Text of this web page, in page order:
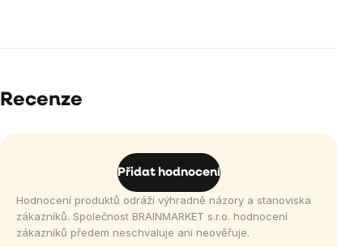
Recenze
Přidat hodnocení
Hodnocení produktů odráží výhradně názory a stanoviska
zákazníků. Společnost BRAINMARKET s.r.o. hodnocení
zákazníků předem neschvaluje ani neověřuje.